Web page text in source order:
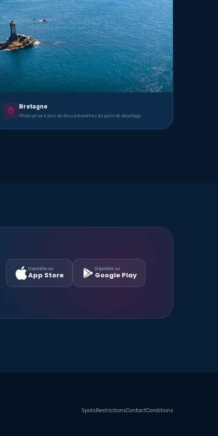
Bretagne
Photo prise à plus de deux kilomètres du point de décollage
Disponible sur
App Store
Disponible sur
Google Play
SpotsRestrictionsContactConditions